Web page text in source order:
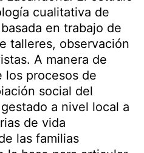
cualitativa de
en trabajo de
talleres, observación
A manera de
los procesos de
social del
a nivel local a
de vida
las familias